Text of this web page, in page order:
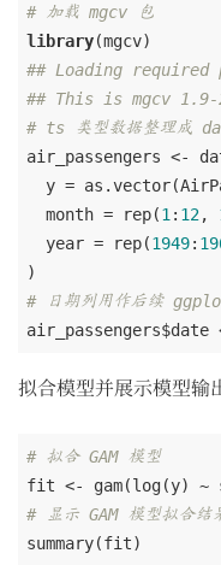
# 加载 mgcv 包
library
## Loading required
## This is mgcv
# ts 类型数据整理成
air_passengers <-
y =
  month = rep(
1 : 12,
  year = rep(
1949:
# 日期列用作后续
拟合模型并展示模型输
# 拟合 GAM 模型
fit <- gam(log(y) ~
# 显示 GAM 模型拟合结
summary(fit)